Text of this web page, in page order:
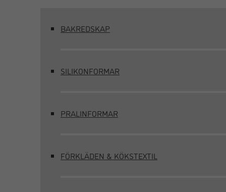
BAKREDSKAP
SILIKONFORMAR
PRALINFORMAR
FÖRKLÄDEN & KÖKSTEXTIL